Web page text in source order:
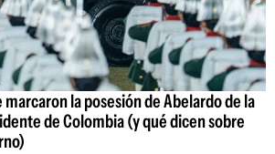
la posesión de Abelardo de la
de Colombia (y qué dicen sobre